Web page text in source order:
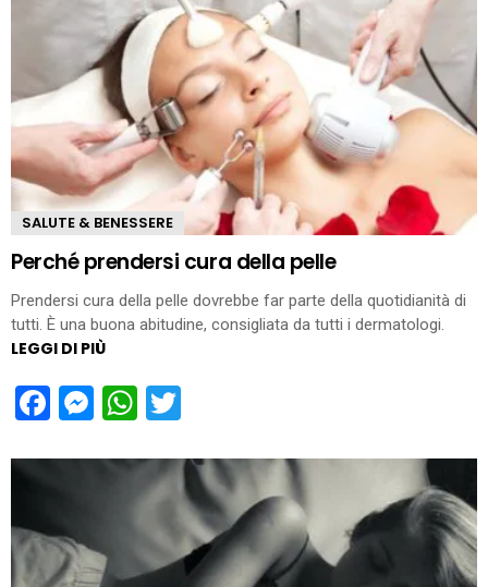
SALUTE & BENESSERE
Perché prendersi cura della pelle
Prendersi cura della pelle dovrebbe far parte della quotidianità di
tutti. È una buona abitudine, consigliata da tutti i dermatologi.
LEGGI DI PIÙ
Facebook
Messenger
WhatsApp